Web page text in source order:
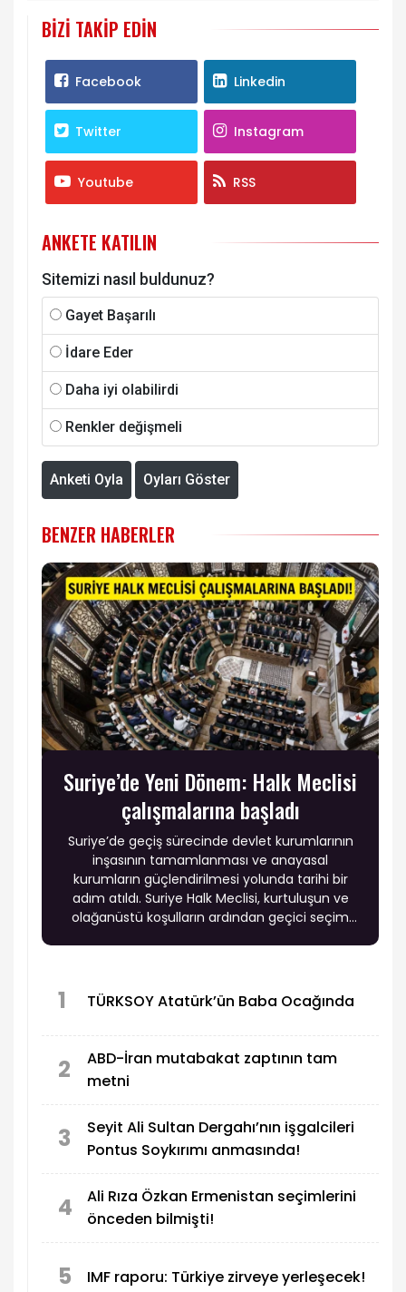
BIZI TAKIP EDIN
Facebook Linkedin
Twitter Instagram
Youtube RSS
ANKETE KATILIN
Sitemizi nasıl buldunuz?
Gayet Başarılı
İdare Eder
Daha iyi olabilirdi
Renkler değişmeli
Anketi Oyla Oyları Göster
BENZER HABERLER
Suriye’de Yeni Dönem: Halk Meclisi
çalışmalarına başladı
Suriye’de geçiş sürecinde devlet kurumlarının
inşasının tamamlanması ve anayasal
kurumların güçlendirilmesi yolunda tarihi bir
adım atıldı. Suriye Halk Meclisi, kurtuluşun ve
olağanüstü koşulların ardından geçici seçim
1 TÜRKSOY Atatürk’ün Baba Ocağında
2
ABD-İran mutabakat zaptının tam
metni
3
Seyit Ali Sultan Dergahı’nın işgalcileri
Pontus Soykırımı anmasında!
4
Ali Rıza Özkan Ermenistan seçimlerini
önceden bilmişti!
5 IMF raporu: Türkiye zirveye yerleşecek!